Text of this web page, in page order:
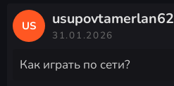
US usupovtamerlan62
31.01.2026
Как играть по сети?